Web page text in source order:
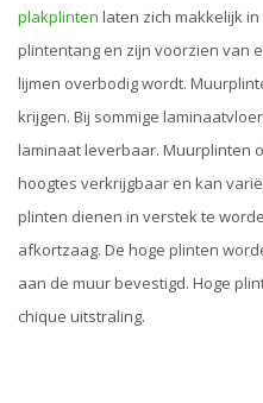
plakplinten laten zich makkelijk
plintentang en zijn voorzien van
lijmen overbodig wordt.
krijgen. Bij sommige
laminaat leverbaar. Muurplinten
hoogtes verkrijgbaar en kan
plinten dienen in verstek te
afkortzaag. De hoge plinten
aan de muur bevestigd. Hoge
chique uitstraling.